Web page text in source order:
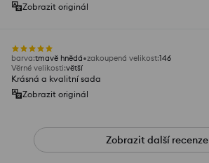
Zobrazit originál
barva:tmavě hnědá zakoupená velikost:146
Věrné velikosti:větší
Krásná a kvalitní sada
Zobrazit originál
Zobrazit další recenze